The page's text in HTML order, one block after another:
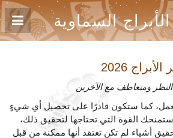
الأبراج السماوية
الأبراج 2026
ومتعاطف مع الآخرين
كما ستكون قادرًا على تحصيل أي شيءٍ
القوة التي تحتاجها لتحقيق ذلك،